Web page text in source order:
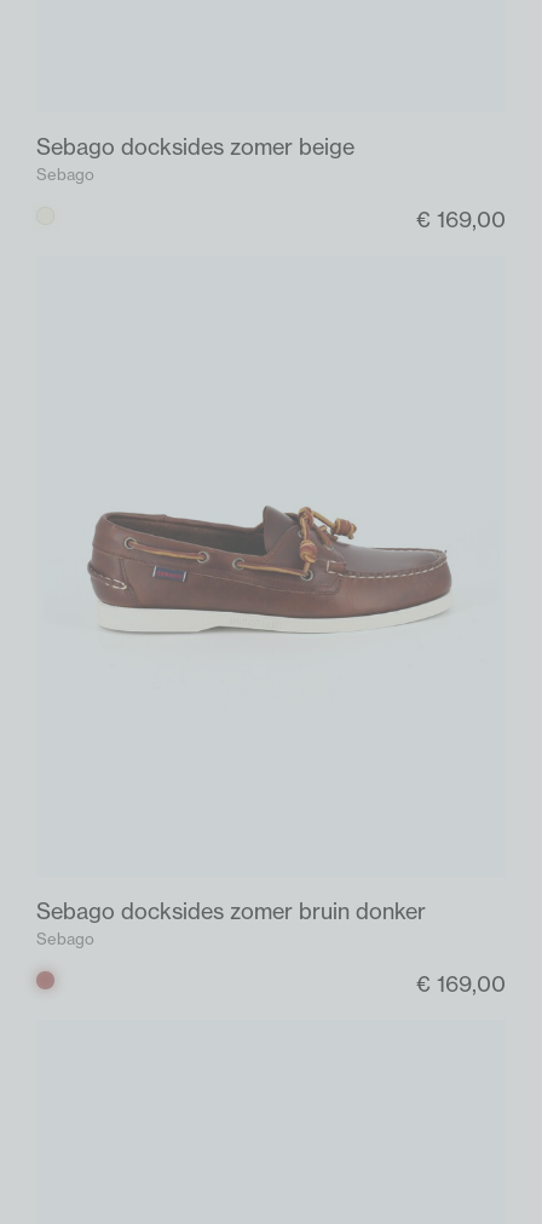
Sebago docksides zomer beige
Sebago
€ 169,00
Sebago docksides zomer bruin donker
Sebago
Bruin
€ 169,00